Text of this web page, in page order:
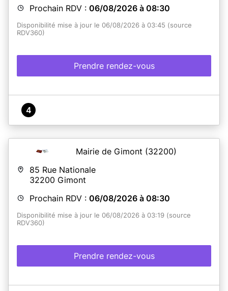
Prochain RDV : 06/08/2026 à 08:30
Disponibilité mise à jour le 06/08/2026 à 03:45 (source
RDV360)
Prendre rendez-vous
4
Mairie de Gimont (32200)
85 Rue Nationale
32200 Gimont
Prochain RDV : 06/08/2026 à 08:30
Disponibilité mise à jour le 06/08/2026 à 03:19 (source
RDV360)
Prendre rendez-vous